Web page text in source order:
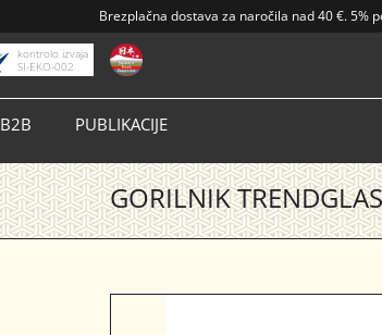
Brezplačna dostava za naročila nad40 €.5%
kontrolo izvaja
SI-EKO-002
B2B PUBLIKACIJE
GORILNIK